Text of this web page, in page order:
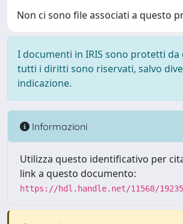
Non ci sono file associati a questo
I documenti in IRIS sono protetti
tutti i diritti sono riservati, salvo
indicazione.
Informazioni
Utilizza questo identificativo per
link a questo documento:
https://hdl.handle.net/11568/